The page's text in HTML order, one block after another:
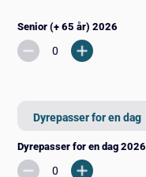
Senior (+ 65 år) 2026
Dyrepasser for en dag
Dyrepasser for en dag 2026